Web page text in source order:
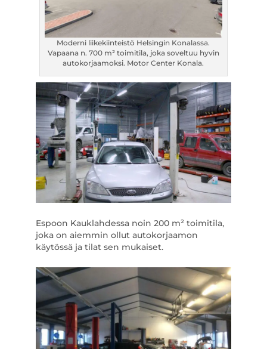
Moderni liikekiinteistö Helsingin Konalassa.
Vapaana n. 700 m² toimitila, joka soveltuu hyvin
autokorjaamoksi. Motor Center Konala.
Espoon Kauklahdessa noin 200 m² toimitila,
joka on aiemmin ollut autokorjaamon
käytössä ja tilat sen mukaiset.